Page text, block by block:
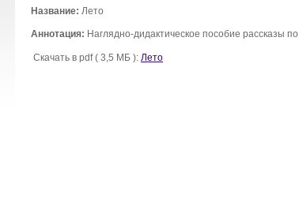
Название: Лето
Аннотация: Наглядно-дидактическое пособие рассказы
Скачать в pdf ( 3,5 МБ ): Лето